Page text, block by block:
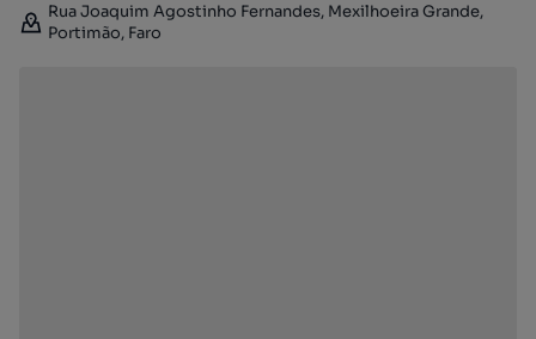
Rua Joaquim Agostinho Fernandes, Mexilhoeira Grande,
Portimão, Faro